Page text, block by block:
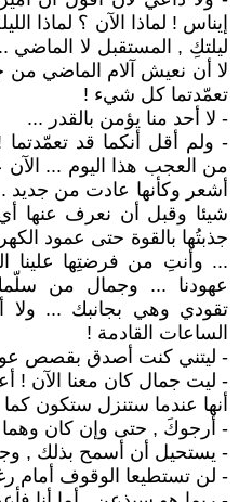
إيناس ! لماذا الآن ؟ لماذا
ليلتكِ , المستقبل لا
لا أن نعيش آلام الماضي من
تعمّدتما كل شيء !
- لا أحد منا يؤمن بالقدر ...
- ولم أقل أنكما قد
من العجب هذا اليوم ...
أشعر وكأنها عادت من جديد
شيئا وقبل أن نعرف عنها
جذبتُها بالقوة حتى عمود
... وأنتِ من فرضتِها علينا
عهودنا ... وجمال من
تقودي وهي بجانبك ...
الساعات القادمة !
- ليتني كنت أصدق بقصص
- ليت جمال كان معنا الآن !
أنها عندما ستنزل ستكون كما
- أرجوكَ , حتى وإن كان
- يستحيل أن أسمح بذلك ,
- لن تستطيعا الوقوف أمام